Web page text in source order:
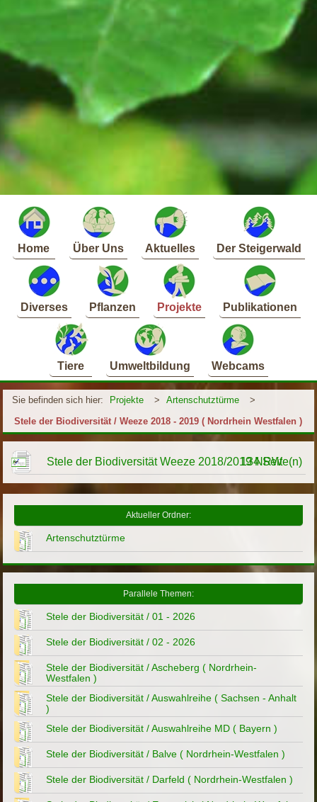
Home Über Uns Aktuelles Der Steigerwald
Diverses Pflanzen Projekte Publikationen
Tiere Umweltbildung Webcams
Sie befinden sich hier: Projekte > Artenschutztürme
>
Stele der Biodiversität / Weeze 2018 - 2019 ( Nordrhein Westfalen )
Stele der Biodiversität Weeze 2018/2019 NRW
134 Seite(n)
Aktueller Ordner:
Artenschutztürme
Parallele Themen:
Stele der Biodiversität / 01 - 2026
Stele der Biodiversität / 02 - 2026
Stele der Biodiversität / Ascheberg ( Nordrhein-
Westfalen )
Stele der Biodiversität / Auswahlreihe ( Sachsen - Anhalt
)
Stele der Biodiversität / Auswahlreihe MD ( Bayern )
Stele der Biodiversität / Balve ( Nordrhein-Westfalen )
Stele der Biodiversität / Darfeld ( Nordrhein-Westfalen )